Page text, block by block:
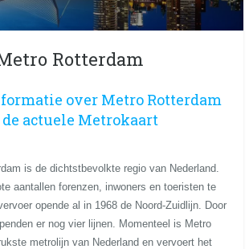
Rotterdam
over Metro Rotterdam
de actuele Metrokaart
is de dichtstbevolkte regio van Nederland.
aantallen forenzen, inwoners en toeristen te
opende al in 1968 de Noord-Zuidlijn. Door
er nog vier lijnen. Momenteel is Metro
metrolijn van Nederland en vervoert het